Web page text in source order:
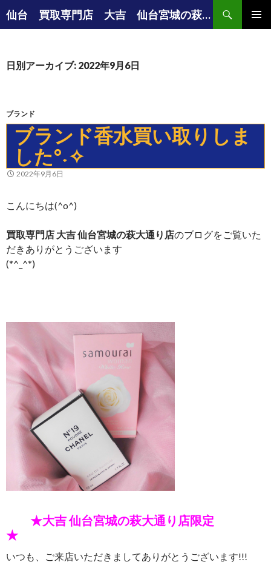
仙台 買取専門店 大吉 仙台宮城の萩大通り店の店長ブログ
検索
日別アーカイブ: 2022年9月6日
ブランド
ブランド香水買い取りしま
した°˖✧
2022年9月6日
こんにちは(^o^)
買取専門店 大吉 仙台宮城の萩大通り店のブログをご覧いた
だきありがとうございます
(*^_^*)
★大吉 仙台宮城の萩大通り店限定
★
いつも、ご来店いただきましてありがとうございます!!!